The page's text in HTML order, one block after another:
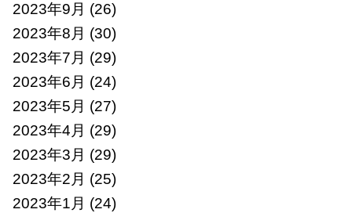
2023年9月 (26)
2023年8月 (30)
2023年7月 (29)
2023年6月 (24)
2023年5月 (27)
2023年4月 (29)
2023年3月 (29)
2023年2月 (25)
2023年1月 (24)